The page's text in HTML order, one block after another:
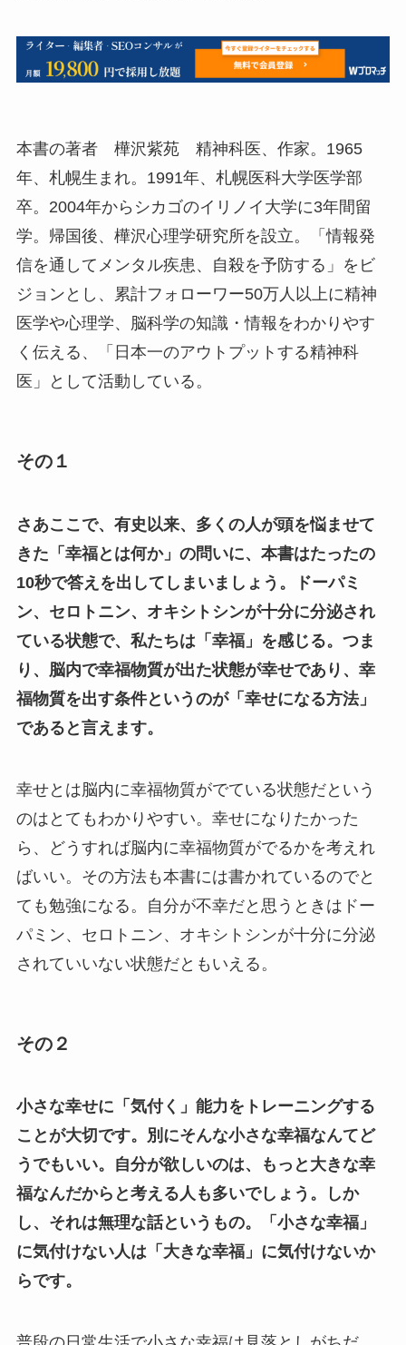
本書の著者 樺沢紫苑 精神科医、作家。1965
年、札幌生まれ。1991年、札幌医科大学医学部
卒。2004年からシカゴのイリノイ大学に3年間留
学。帰国後、樺沢心理学研究所を設立。「情報発
信を通してメンタル疾患、自殺を予防する」をビ
ジョンとし、累計フォローワー50万人以上に精神
医学や心理学、脳科学の知識・情報をわかりやす
く伝える、「日本一のアウトプットする精神科
医」として活動している。
その１
さあここで、有史以来、多くの人が頭を悩ませて
きた「幸福とは何か」の問いに、本書はたったの
10秒で答えを出してしまいましょう。ドーパミ
ン、セロトニン、オキシトシンが十分に分泌され
ている状態で、私たちは「幸福」を感じる。つま
り、脳内で幸福物質が出た状態が幸せであり、幸
福物質を出す条件というのが「幸せになる方法」
であると言えます。
幸せとは脳内に幸福物質がでている状態だという
のはとてもわかりやすい。幸せになりたかった
ら、どうすれば脳内に幸福物質がでるかを考えれ
ばいい。その方法も本書には書かれているのでと
ても勉強になる。自分が不幸だと思うときはドー
パミン、セロトニン、オキシトシンが十分に分泌
されていいない状態だともいえる。
その２
小さな幸せに「気付く」能力をトレーニングする
ことが大切です。別にそんな小さな幸福なんてど
うでもいい。自分が欲しいのは、もっと大きな幸
福なんだからと考える人も多いでしょう。しか
し、それは無理な話というもの。「小さな幸福」
に気付けない人は「大きな幸福」に気付けないか
らです。